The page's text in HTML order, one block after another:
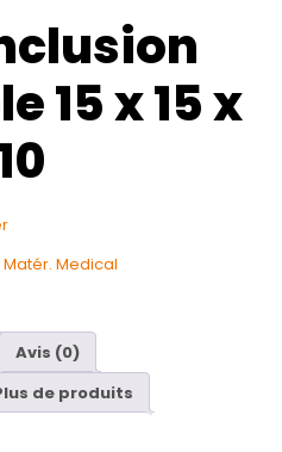
15 x 15 x
Matér. Medical
Avis (0)
de produits